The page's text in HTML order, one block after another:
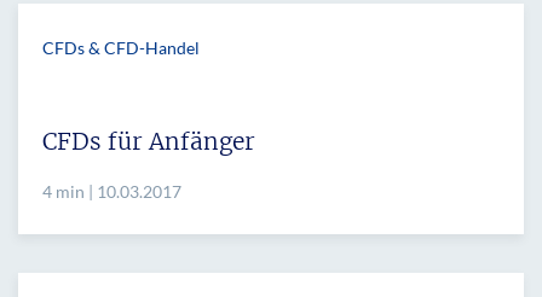
CFDs & CFD-Handel
CFDs für Anfänger
4 min | 10.03.2017